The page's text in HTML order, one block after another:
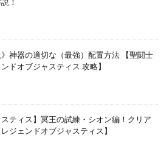
》神器の適切な（最強）配置方法 【聖闘士
ドオブジャスティス 攻略】
スティス】冥王の試練・シオン編！クリア
ジェンドオブジャスティス】